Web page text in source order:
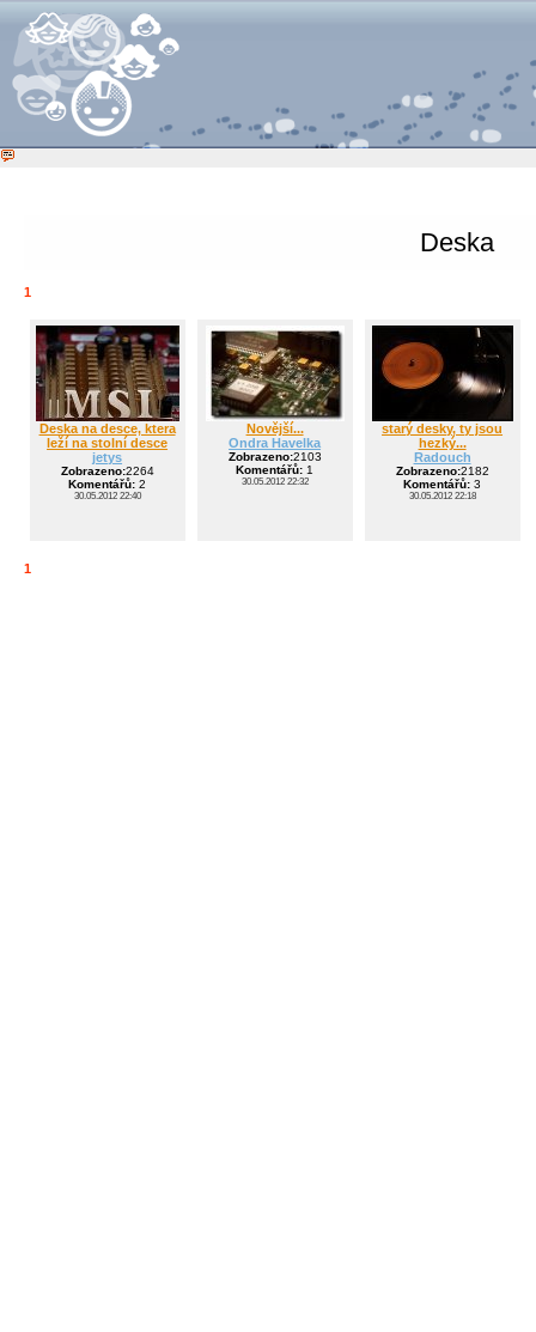
Deska
1
Deska na desce, ktera
leží na stolní desce
jetys
Zobrazeno:2264
Komentářů: 2
30.05.2012 22:40
Novější...
Ondra Havelka
Zobrazeno:2103
Komentářů: 1
30.05.2012 22:32
starý desky, ty jsou
hezký...
Radouch
Zobrazeno:2182
Komentářů: 3
30.05.2012 22:18
1